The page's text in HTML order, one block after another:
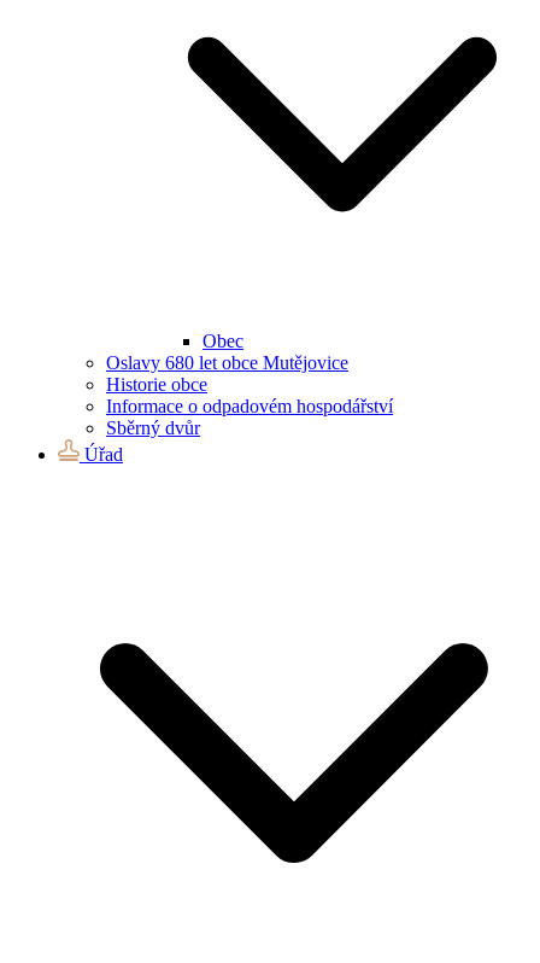
Obec
Oslavy 680 let obce Mutějovice
Historie obce
Informace o odpadovém hospodářství
Sběrný dvůr
Úřad